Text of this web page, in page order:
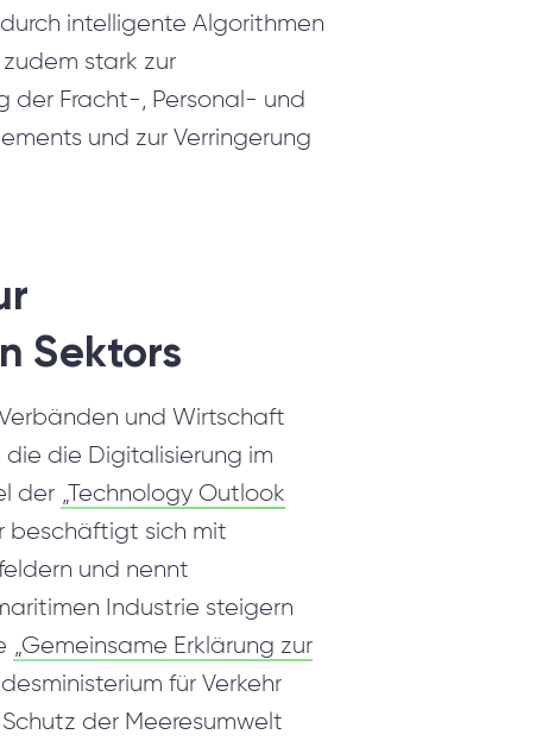
intelligente Algorithmen
stark zur
der Fracht-, Personal- und
und zur Verringerung
Sektors
und Wirtschaft
die die Digitalisierung im
der „Technology Outlook
beschäftigt sich mit
und nennt
Industrie steigern
„Gemeinsame Erklärung zur
für Verkehr
der Meeresumwelt